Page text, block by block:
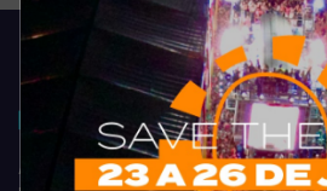
Acompanhe todas as novidades do